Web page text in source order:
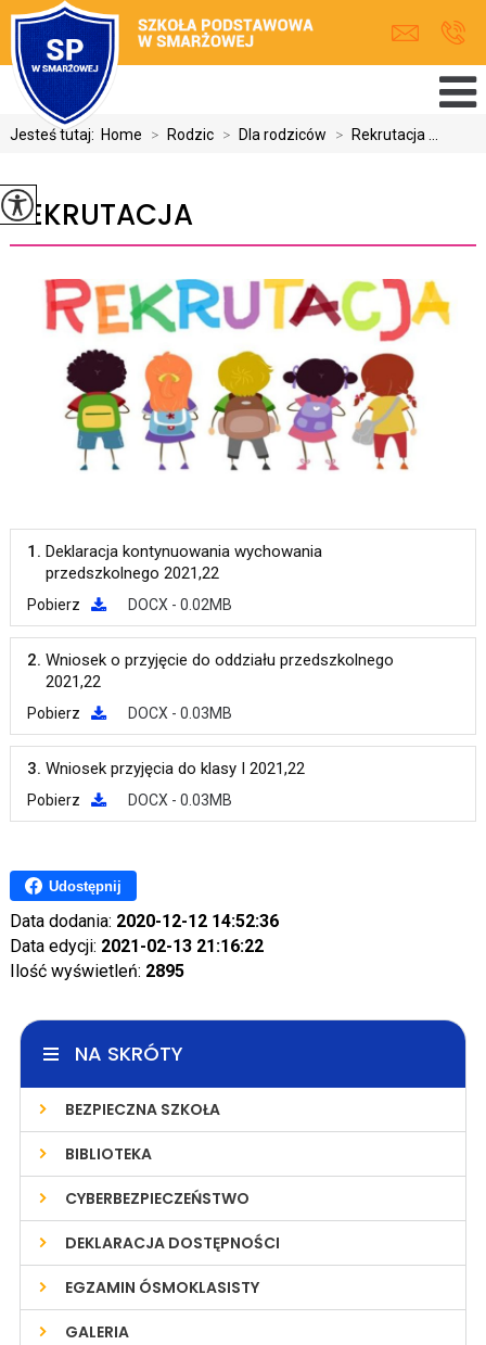
Jesteś tutaj: Home > Rodzic > Dla rodziców > Rekrutacja ...
REKRUTACJA
1. Deklaracja kontynuowania wychowania
przedszkolnego 2021,22
Pobierz DOCX - 0.02MB
2. Wniosek o przyjęcie do oddziału przedszkolnego
2021,22
Pobierz DOCX - 0.03MB
3. Wniosek przyjęcia do klasy I 2021,22
Pobierz DOCX - 0.03MB
Udostępnij
Data dodania: 2020-12-12 14:52:36
Data edycji: 2021-02-13 21:16:22
Ilość wyświetleń: 2895
NA SKRÓTY
BEZPIECZNA SZKOŁA
BIBLIOTEKA
CYBERBEZPIECZEŃSTWO
DEKLARACJA DOSTĘPNOŚCI
EGZAMIN ÓSMOKLASISTY
GALERIA